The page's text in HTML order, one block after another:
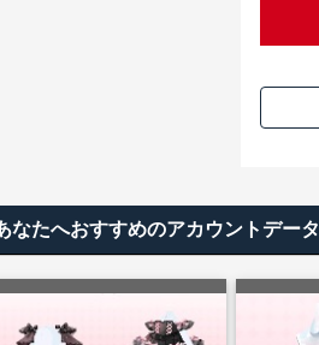
なたへおすすめのアカウントデータ